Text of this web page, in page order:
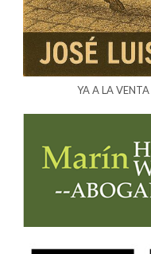
YA A LA VENTA